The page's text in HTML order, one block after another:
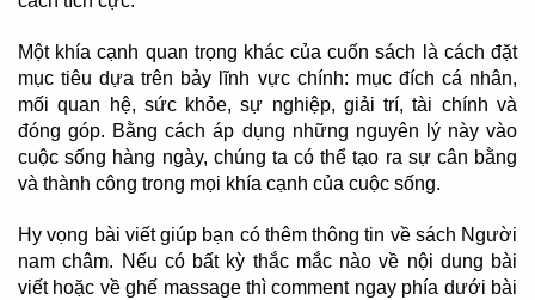
Một khía cạnh quan trọng khác của cuốn sách là cách đặt
mục tiêu dựa trên bảy lĩnh vực chính: mục đích cá nhân,
mối quan hệ, sức khỏe, sự nghiệp, giải trí, tài chính và
đóng góp. Bằng cách áp dụng những nguyên lý này vào
cuộc sống hàng ngày, chúng ta có thể tạo ra sự cân bằng
và thành công trong mọi khía cạnh của cuộc sống.
Hy vọng bài viết giúp bạn có thêm thông tin về sách Người
nam châm. Nếu có bất kỳ thắc mắc nào về nội dung bài
viết hoặc về ghế massage thì comment ngay phía dưới bài